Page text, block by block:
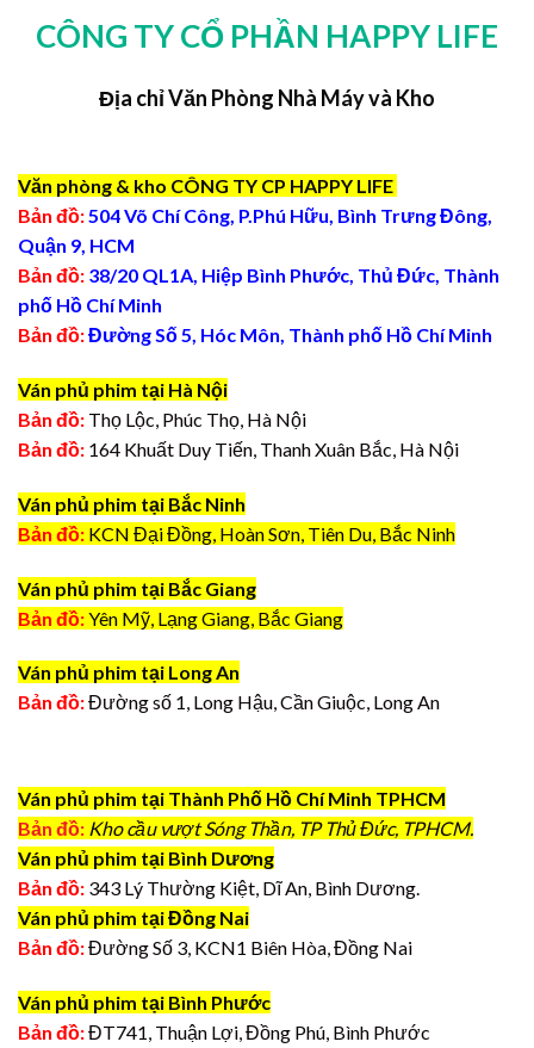
CÔNG TY CỔ PHẦN HAPPY LIFE
Địa chỉ Văn Phòng Nhà Máy và Kho
Văn phòng & kho CÔNG TY CP HAPPY LIFE
Bản đồ:504 Võ Chí Công, P.Phú Hữu, Bình Trưng Đông,
Quận 9, HCM
Bản đồ: 38/20 QL1A, Hiệp Bình Phước, Thủ Đức, Thành
phố Hồ Chí Minh
Bản đồ:Đường Số 5, Hóc Môn, Thành phố Hồ Chí Minh
Ván phủ phim tại Hà Nội
Bản đồ: Thọ Lộc, Phúc Thọ, Hà Nội
Bản đồ: 164 Khuất Duy Tiến, Thanh Xuân Bắc, Hà Nội
Ván phủ phim tại Bắc Ninh
Bản đồ: KCN Đại Đồng, Hoàn Sơn, Tiên Du, Bắc Ninh
Ván phủ phim tại Bắc Giang
Bản đồ:Yên Mỹ, Lạng Giang, Bắc Giang
Ván phủ phim tại Long An
Bản đồ:Đường số 1, Long Hậu, Cần Giuộc, Long An
Ván phủ phim tại Thành Phố Hồ Chí Minh TPHCM
Bản đồ: Kho cầu vượt Sóng Thần, TP Thủ Đức, TPHCM.
Ván phủ phim tại Bình Dương
Bản đồ: 343 Lý Thường Kiệt, Dĩ An, Bình Dương.
Ván phủ phim tại Đồng Nai
Bản đồ:Đường Số 3, KCN1 Biên Hòa, Đồng Nai
Ván phủ phim tại Bình Phước
Bản đồ:ĐT741, Thuận Lợi, Đồng Phú, Bình Phước